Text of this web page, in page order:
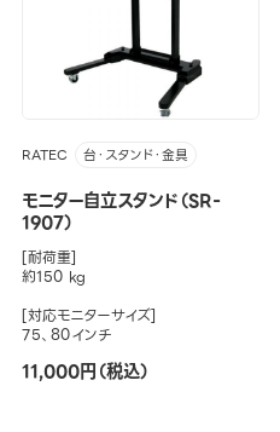
RATEC 台・スタンド・金具
モニター自立スタンド（SR-
1907）
[耐荷重]
約150 kg
[対応モニターサイズ]
75、80インチ
11,000円（税込）